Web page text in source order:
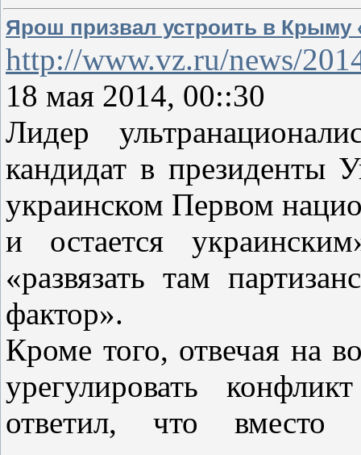
Ярош призвал устроить в Крыму
http://www.vz.ru/news/
18 мая 2014, 00::30
Лидер
кандидат в президенты
украинском Первом
и остается
«развязать там
фактор».
Кроме того, отвечая на
урегулировать
ответил, что вместо